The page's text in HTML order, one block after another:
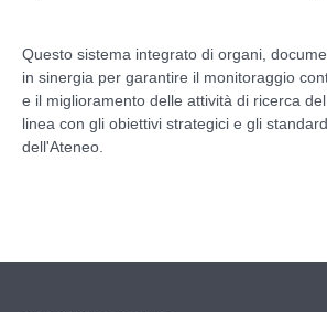
Questo sistema integrato di organi,
in sinergia per garantire il monitoraggio
e il miglioramento delle attività di ricerca
linea con gli obiettivi strategici e gli
dell'Ateneo.